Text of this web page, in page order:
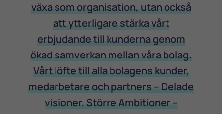
växa som organisation, utan också
att ytterligare stärka vårt
erbjudande till kunderna genom
ökad samverkan mellan våra bolag.
Vårt löfte till alla bolagens kunder,
medarbetare och partners – Delade
visioner. Större Ambitioner –